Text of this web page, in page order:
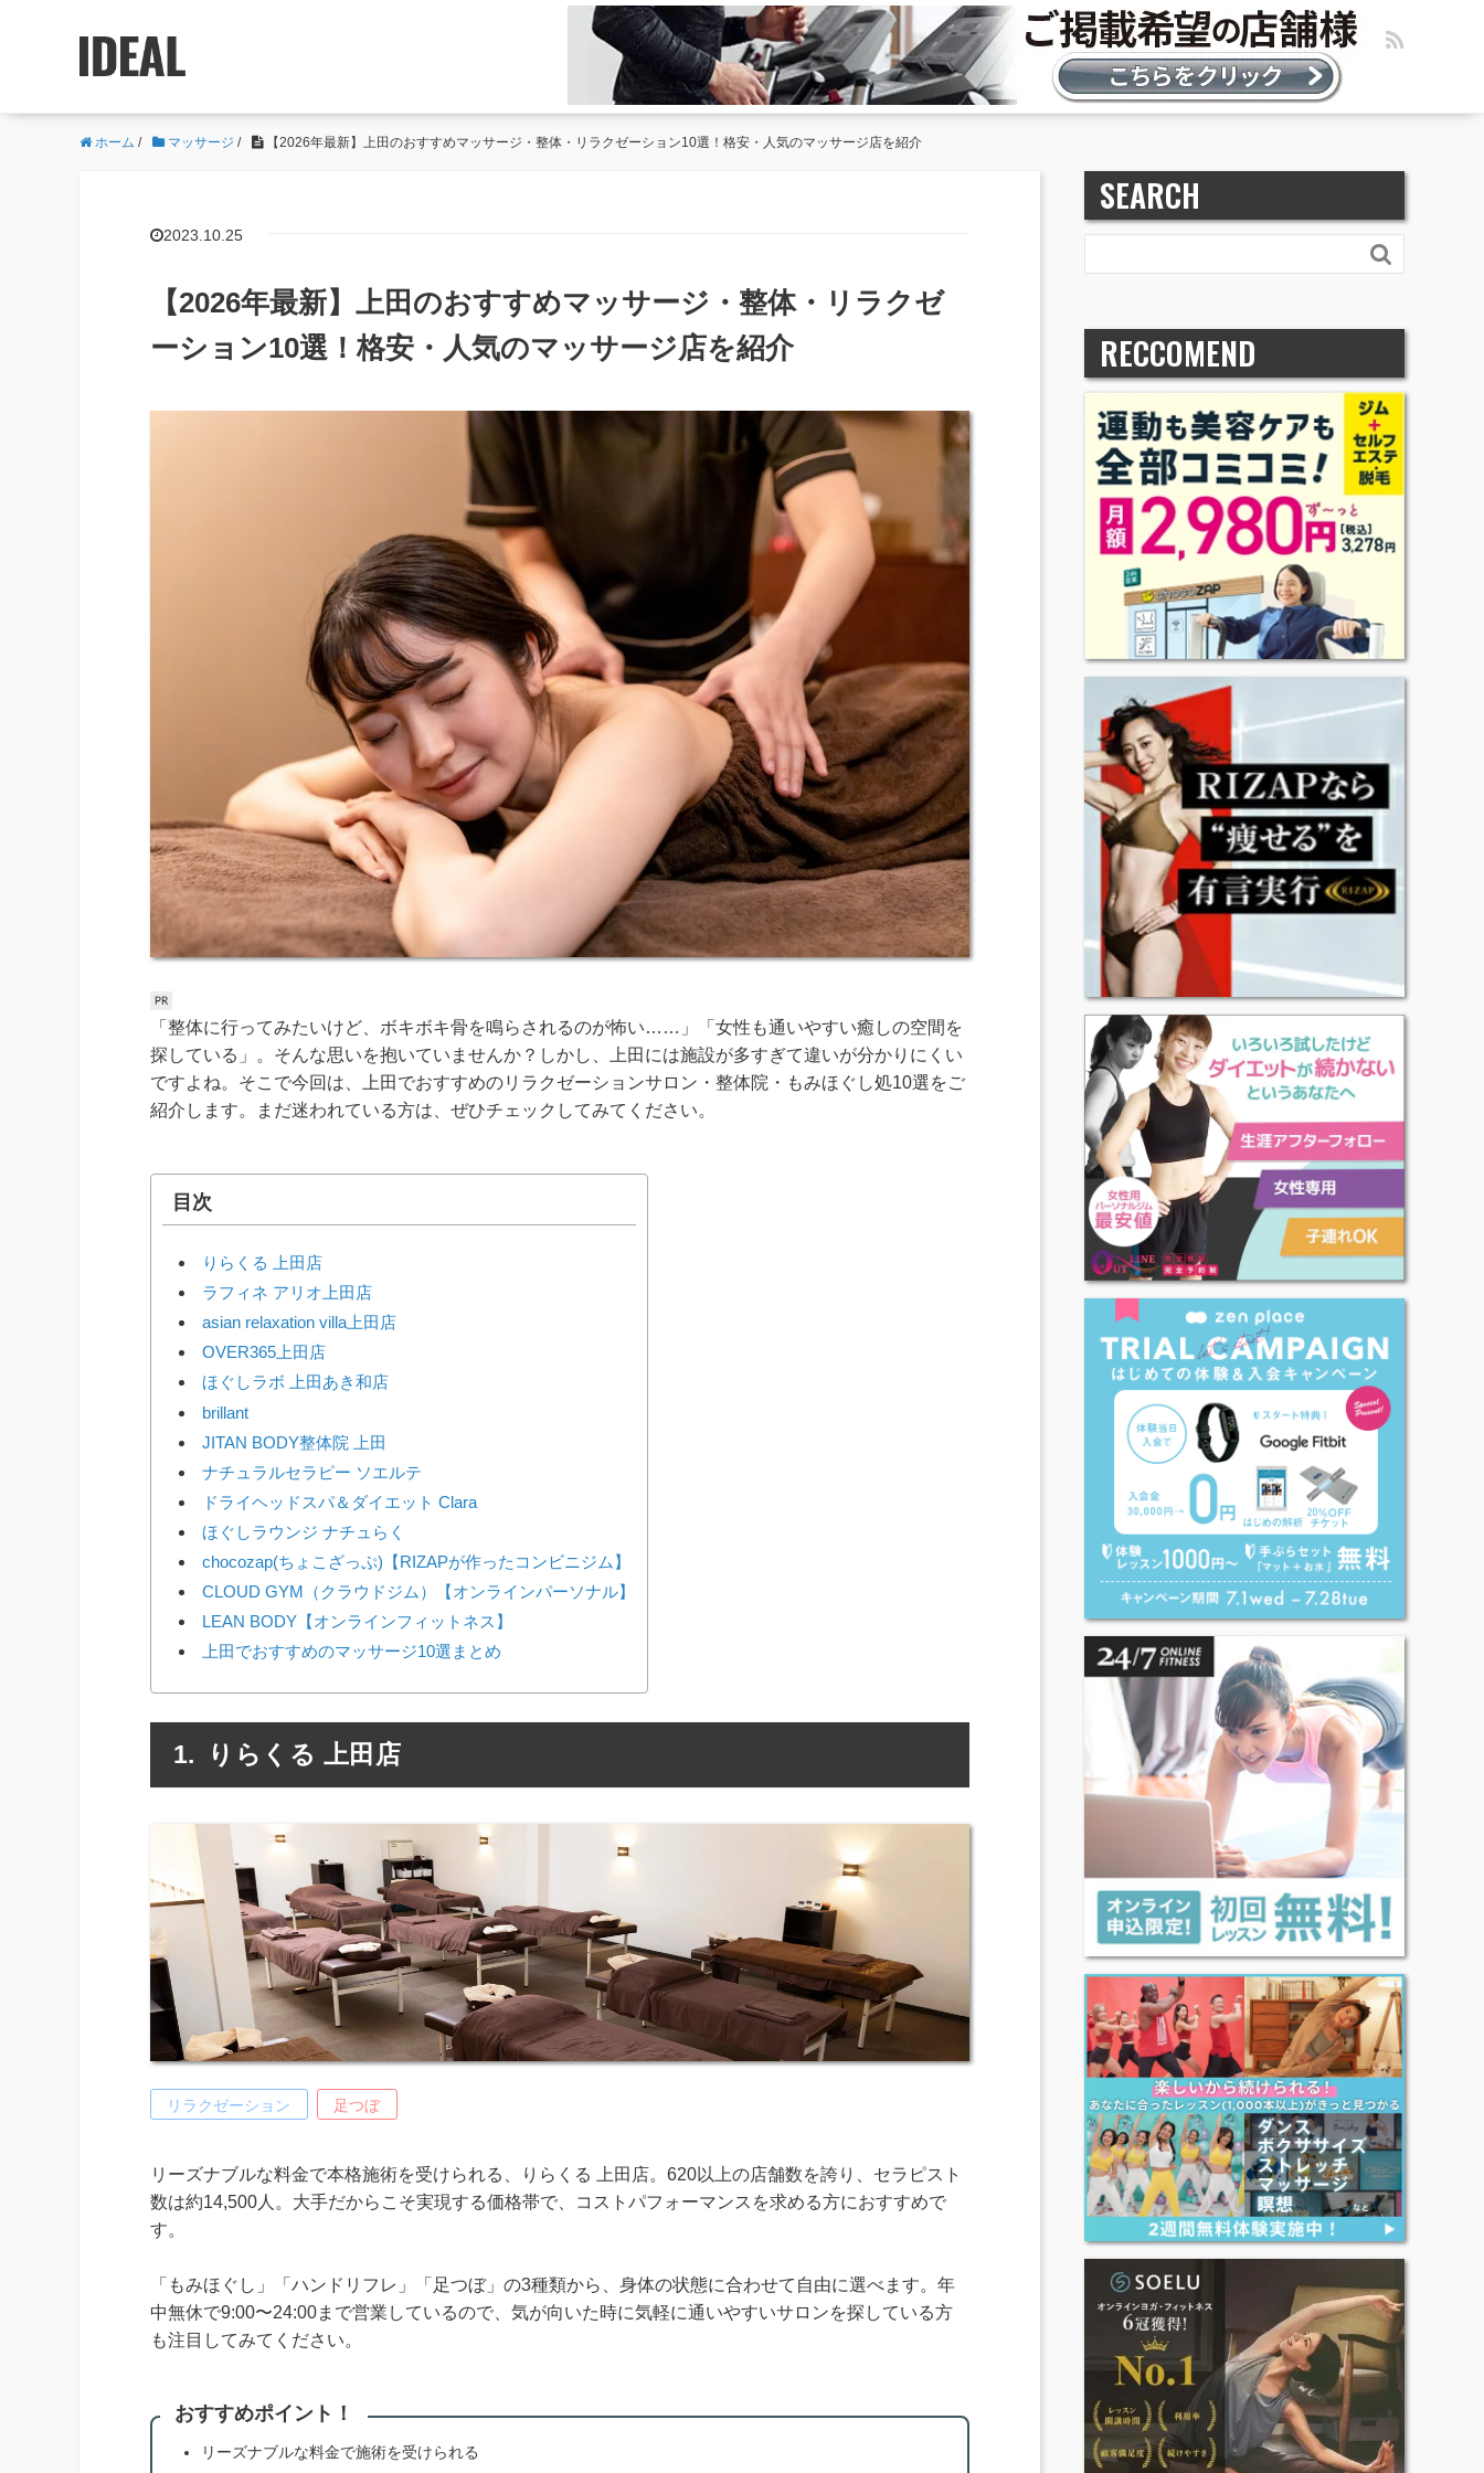
ホーム / マッサージ / 【2026年最新】上田のおすすめマッサージ・整体・リラクゼーション10選！格安・人気のマッサージ店を紹介
2023.10.25
【2026年最新】上田のおすすめマッサージ・整体・リラクゼ
ーション10選！格安・人気のマッサージ店を紹介
「整体に行ってみたいけど、ボキボキ骨を鳴らされるのが怖い……」「女性も通いやすい癒しの空間を
探している」。そんな思いを抱いていませんか？しかし、上田には施設が多すぎて違いが分かりにくい
ですよね。そこで今回は、上田でおすすめのリラクゼーションサロン・整体院・もみほぐし処10選をご
紹介します。まだ迷われている方は、ぜひチェックしてみてください。
目次
りらくる 上田店
ラフィネ アリオ上田店
asian relaxation villa上田店
OVER365上田店
ほぐしラボ 上田あき和店
brillant
JITAN BODY整体院 上田
ナチュラルセラピー ソエルテ
ドライヘッドスパ＆ダイエット Clara
ほぐしラウンジ ナチュらく
chocozap(ちょこざっぷ)【RIZAPが作ったコンビニジム】
CLOUD GYM（クラウドジム）【オンラインパーソナル】
LEAN BODY【オンラインフィットネス】
上田でおすすめのマッサージ10選まとめ
りらくる 上田店
リラクゼーション 足つぼ
リーズナブルな料金で本格施術を受けられる、りらくる 上田店。620以上の店舗数を誇り、セラピスト
数は約14,500人。大手だからこそ実現する価格帯で、コストパフォーマンスを求める方におすすめで
す。
「もみほぐし」「ハンドリフレ」「足つぼ」の3種類から、身体の状態に合わせて自由に選べます。年
中無休で9:00〜24:00まで営業しているので、気が向いた時に気軽に通いやすいサロンを探している方
も注目してみてください。
おすすめポイント！
リーズナブルな料金で施術を受けられる
SEARCH

RECCOMEND